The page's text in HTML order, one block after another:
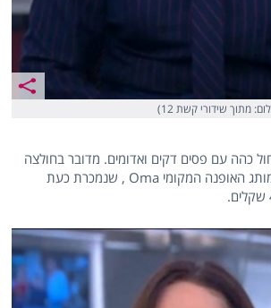
מתוך שידורי קשת 12)
כהה עם פסים דקים ואדומים. מדובר בחולצה
במהדורה מוגבלת של מותג האופנה המקומי Oma , שנמכרת כעת